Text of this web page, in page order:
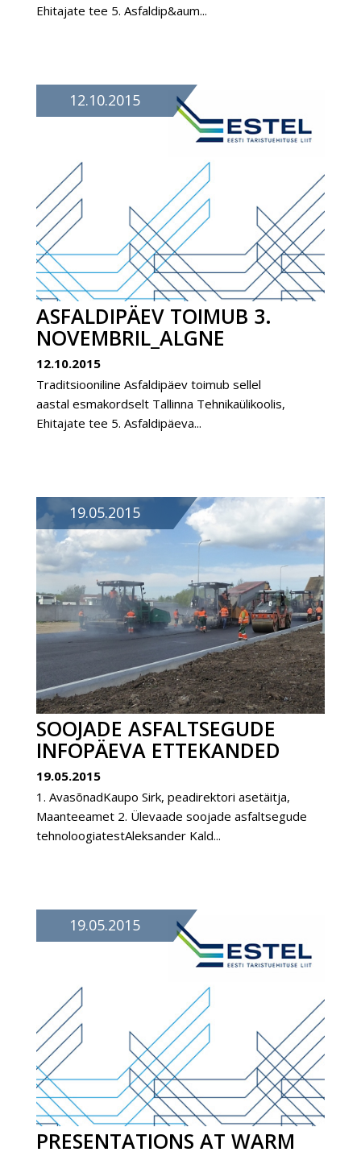
Ehitajate tee 5. Asfaldip&aum...
12.10.2015
ASFALDIPÄEV TOIMUB 3.
NOVEMBRIL_ALGNE
12.10.2015
Traditsiooniline Asfaldipäev toimub sellel
aastal esmakordselt Tallinna Tehnikaülikoolis,
Ehitajate tee 5. Asfaldipäeva...
19.05.2015
SOOJADE ASFALTSEGUDE
INFOPÄEVA ETTEKANDED
19.05.2015
1. AvasõnadKaupo Sirk, peadirektori asetäitja,
Maanteeamet 2. Ülevaade soojade asfaltsegude
tehnoloogiatestAleksander Kald...
19.05.2015
PRESENTATIONS AT WARM